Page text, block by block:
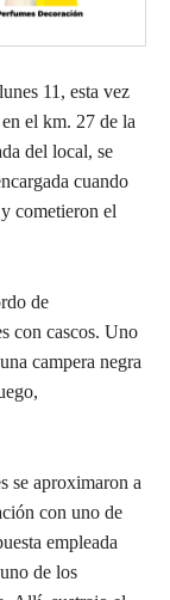
11, esta vez
el km. 27 de la
del local, se
cuando
cometieron el
de
con cascos. Uno
campera negra
se aproximaron a
con uno de
empleada
de los